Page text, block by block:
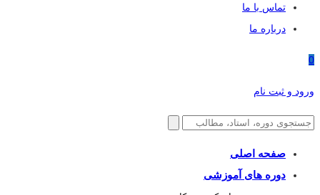
تماس با ما
درباره ما
0
ورود و ثبت نام
صفحه اصلی
دوره های آموزشی